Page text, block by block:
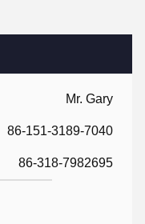
Mr. Gary
86-151-3189-7040
86-318-7982695